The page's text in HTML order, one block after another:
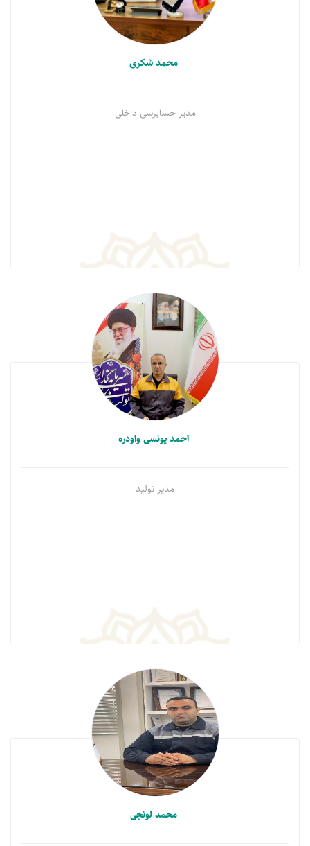
محمد شکری
مدیر حسابرسی داخلی
احمد یونسی واودره
مدیر تولید
محمد لونجی